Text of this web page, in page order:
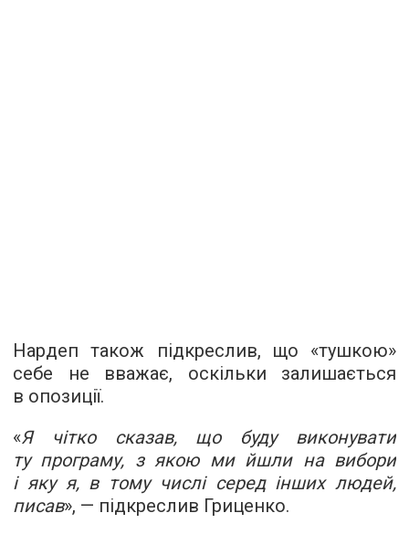
Нардеп також підкреслив, що «тушкою»
себе не вважає, оскільки залишається
в опозиції.
«Я чітко сказав, що буду виконувати
ту програму, з якою ми йшли на вибори
і яку я, в тому числі серед інших людей,
писав», — підкреслив Гриценко.